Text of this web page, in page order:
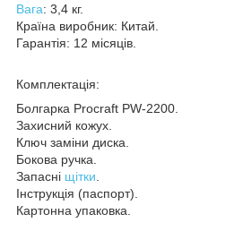
Вага: 3,4 кг.
Країна виробник: Китай.
Гарантія: 12 місяців.
Комплектація:
Болгарка Procraft PW-2200.
Захисний кожух.
Ключ заміни диска.
Бокова ручка.
Запасні щітки
Інструкція (паспорт).
Картонна упаковка.